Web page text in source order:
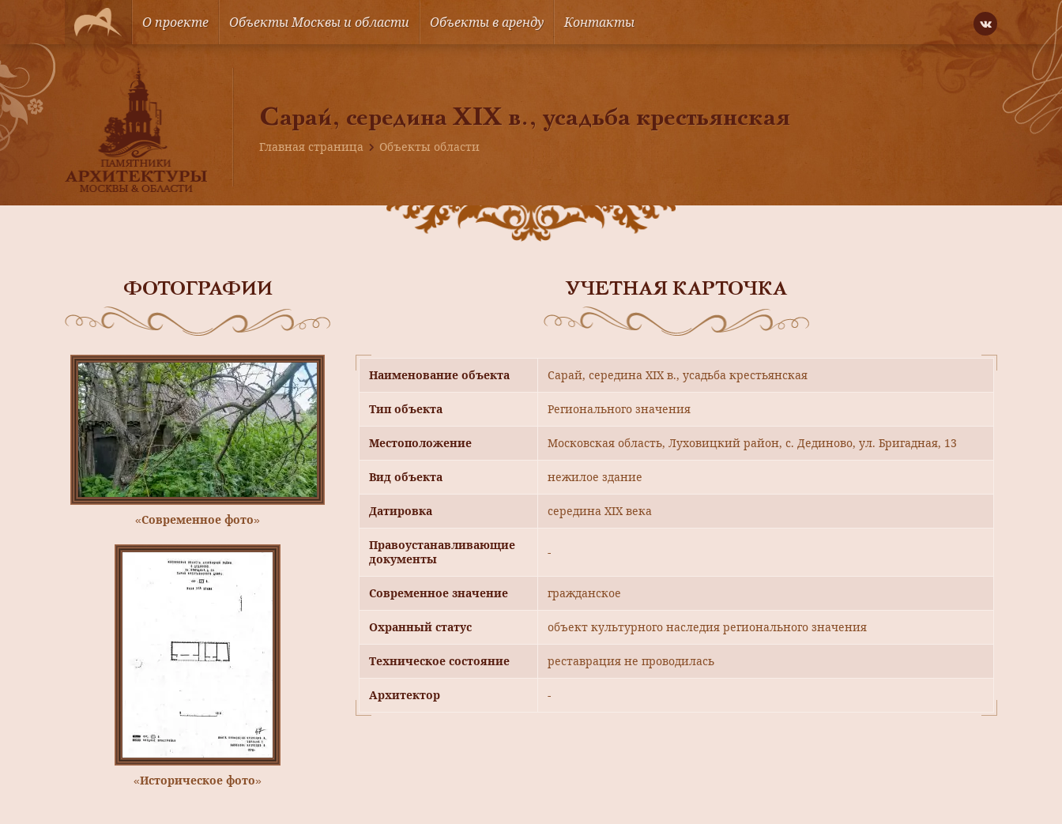
О проекте Объекты Москвы и области Объекты в аренду Контакты
Сарай, середина XIX в., усадьба крестьянская
Главная страница Объекты области
ФОТОГРАФИИ
«Современное фото»
«Историческое фото»
УЧЕТНАЯ КАРТОЧКА
Наименование объекта Сарай, середина XIX в., усадьба крестьянская
Тип объекта Регионального значения
Местоположение Московская область, Луховицкий район, с. Дединово, ул. Бригадная, 13
Вид объекта нежилое здание
Датировка середина XIX века
Правоустанавливающие
документы
-
Современное значение гражданское
Охранный статус объект культурного наследия регионального значения
Техническое состояние реставрация не проводилась
Архитектор -